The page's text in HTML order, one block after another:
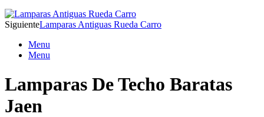
SiguienteLamparas Antiguas Rueda Carro
Menu
Menu
Lamparas De Techo Baratas
Jaen